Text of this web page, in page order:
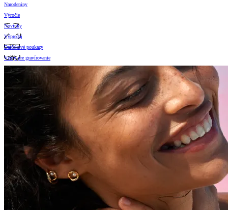
Narodeniny
Výročie
Novinky
Výpredaj
Darčekové poukazy
Vzory pre gravírovanie